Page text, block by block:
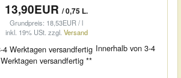
13,90EUR / 0,75 L.
Grundpreis: 18,53EUR / l
inkl. 19% USt. zzgl. Versand
Innerhalb von 3-4
Werktagen versandfertig **